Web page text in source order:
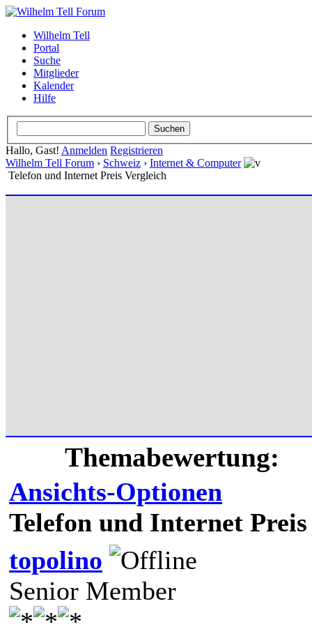
Wilhelm Tell
Portal
Suche
Mitglieder
Kalender
Hilfe
Hallo, Gast! Anmelden Registrieren
Wilhelm Tell Forum › Schweiz › Internet & Computer
Telefon und Internet Preis Vergleich
Themabewertung:
Ansichts-Optionen
Telefon und Internet
topolino
Senior Member